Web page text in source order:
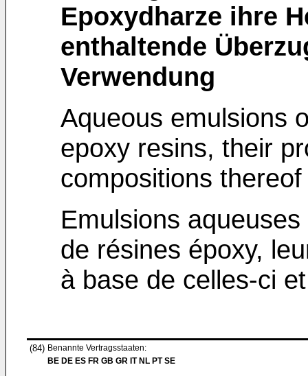
Epoxydharze ihre
enthaltende
Verwendung
Aqueous emulsions
epoxy resins, their
compositions
Emulsions
de résines époxy,
à base de celles-ci
(84) Benannte Vertragsstaaten:
BE DE ES FR GB GR IT NL PT SE